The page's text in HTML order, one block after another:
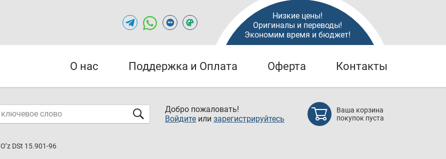
Низкие цены!
Оригиналы и переводы!
Экономим время и бюджет!
О нас Поддержка и Оплата Оферта Контакты
Добро пожаловать!
Войдите или зарегистрируйтесь
Ваша корзина
покупок пуста
O’z DSt 15.901-96